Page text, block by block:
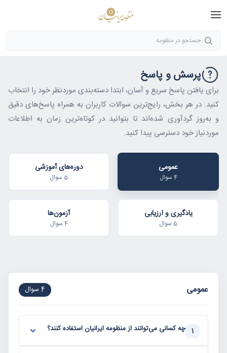
جستجو در منظومه
پرسش و پاسخ
برای یافتن پاسخ سریع و آسان، ابتدا دسته‌بندی موردنظر خود را انتخاب
کنید. در هر بخش، رایج‌ترین سوالات کاربران به همراه پاسخ‌های دقیق
و به‌روز گردآوری شده‌اند تا بتوانید در کوتاه‌ترین زمان به اطلاعات
موردنیاز خود دسترسی پیدا کنید.
عمومی
4 سوال
دوره‌های آموزشی
5 سوال
یادگیری و ارزیابی
5 سوال
آزمون‌ها
4 سوال
عمومی 4 سوال
1 چه کسانی می‌توانند از منظومه ایرانیان استفاده کنند؟